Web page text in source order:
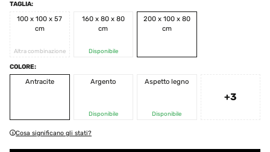
TAGLIA:
100 x 100 x 57
cm
Altra combinazione
160 x 80 x 80
cm
Disponibile
200 x 100 x 80
cm
COLORE:
Antracite
Argento
Disponibile
Aspetto legno
Disponibile
+3
Cosa significano gli stati?